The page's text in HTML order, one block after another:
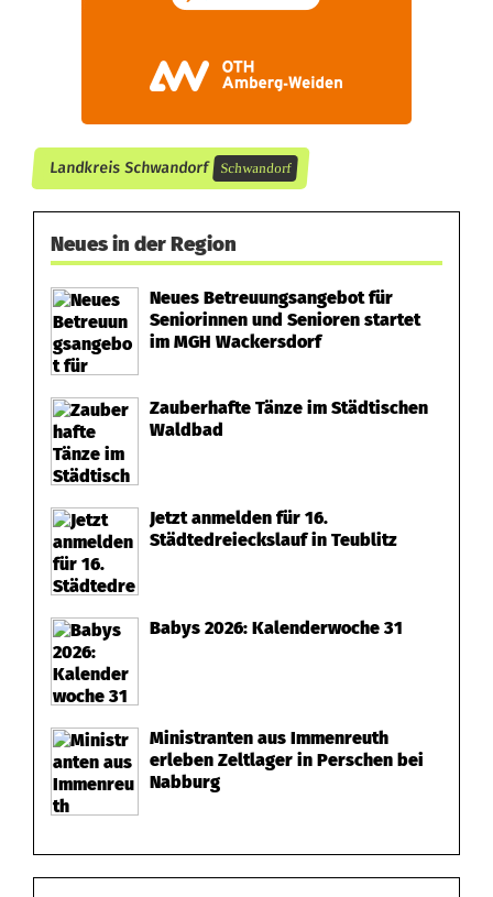
H
i
Landkreis Schwandorf Schwandorf
Neues in der Region
Neues Betreuungsangebot für
Seniorinnen und Senioren startet
im MGH Wackersdorf
Zauberhafte Tänze im Städtischen
Waldbad
Jetzt anmelden für 16.
Städtedreieckslauf in Teublitz
Babys 2026: Kalenderwoche 31
Ministranten aus Immenreuth
erleben Zeltlager in Perschen bei
Nabburg